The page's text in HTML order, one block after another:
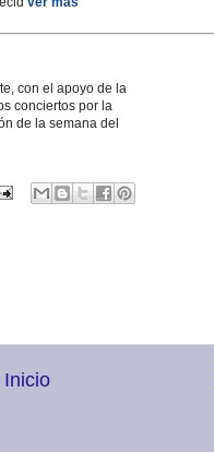
con el apoyo de la
conciertos por la
de la semana del
Inicio